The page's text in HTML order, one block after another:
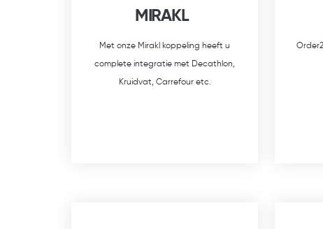
MIRAKL
Met onze Mirakl koppeling heeft u
complete integratie met Decathlon,
Kruidvat, Carrefour etc.